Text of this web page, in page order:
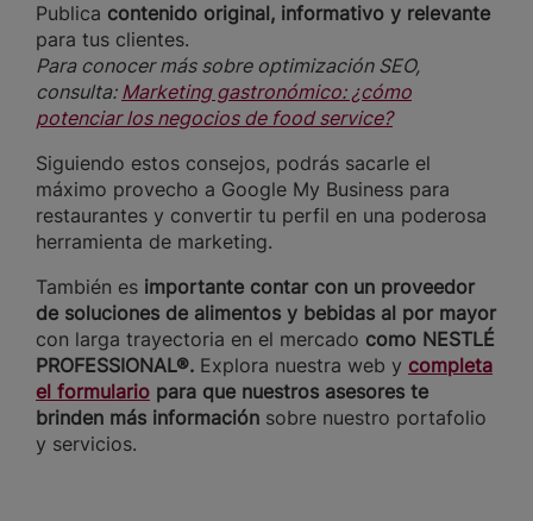
Publica contenido original, informativo y relevante
para tus clientes.
Para conocer más sobre optimización SEO,
consulta: Marketing gastronómico: ¿cómo
potenciar los negocios de food service?
Siguiendo estos consejos, podrás sacarle el
máximo provecho a Google My Business para
restaurantes y convertir tu perfil en una poderosa
herramienta de marketing.
También es importante contar con un proveedor
de soluciones de alimentos y bebidas al por mayor
con larga trayectoria en el mercado como NESTLÉ
PROFESSIONAL®. Explora nuestra web y completa
el formulario para que nuestros asesores te
brinden más información sobre nuestro portafolio
y servicios.